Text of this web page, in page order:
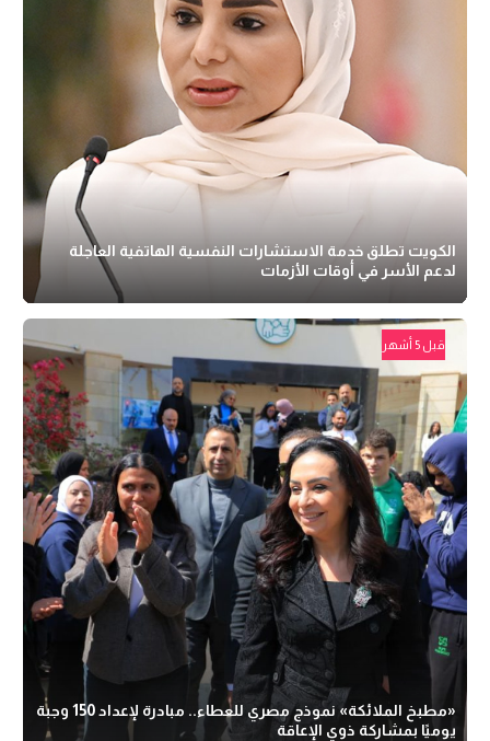
الكويت تطلق خدمة الاستشارات النفسية الهاتفية العاجلة
لدعم الأسر في أوقات الأزمات
قبل 5 أشهر
«مطبخ الملائكة» نموذج مصري للعطاء.. مبادرة لإعداد 150 وجبة
يوميًا بمشاركة ذوي الإعاقة